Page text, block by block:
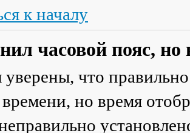
к началу
часовой пояс,
что
времени, но время